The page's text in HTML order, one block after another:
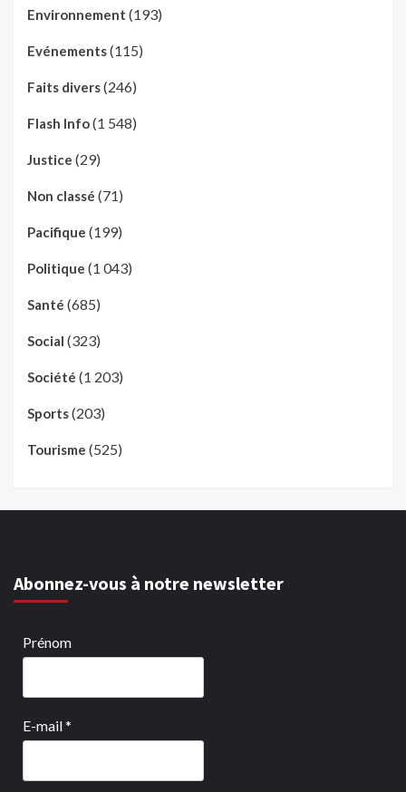
Environnement (193)
Evénements(115)
Faits divers(246)
Flash Info(1 548)
Justice (29)
Non classé (71)
Pacifique (199)
Politique (1 043)
Santé (685)
Social (323)
Société (1 203)
Sports(203)
Tourisme (525)
Abonnez-vous à notre newsletter
Prénom
E-mail*